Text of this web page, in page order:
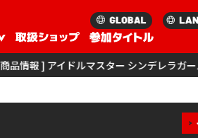
ー シンデレラガールズ スペシャルカード